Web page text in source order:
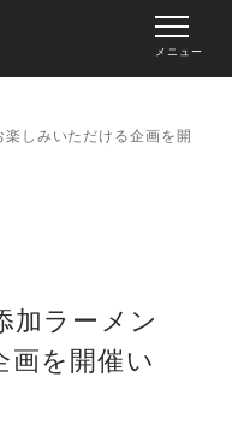
メニュー
しみいただける企画を開
加ラーメン
画を開催い